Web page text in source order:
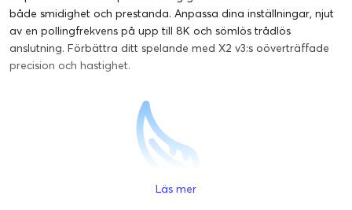
både smidighet och prestanda. Anpassa dina inställningar, njut
av en pollingfrekvens på upp till 8K och sömlös trådlös
anslutning. Förbättra ditt spelande med X2 v3:s oöverträffade
precision och hastighet.
Läs mer